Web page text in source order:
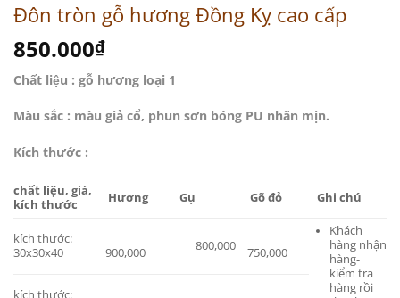
Đôn tròn gỗ hương Đồng Kỵ cao cấp
850.000₫
Chất liệu : gỗ hương loại 1
Màu sắc : màu giả cổ, phun sơn bóng PU nhãn mịn.
Kích thước :
chất liệu, giá,
kích thước
Hương Gụ Gõ đỏ Ghi chú
kích thước:
30x30x40
900,000 800,000 750,000
Khách
hàng nhận
hàng-
kiểm tra
hàng rồi
kích thước: